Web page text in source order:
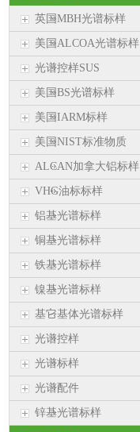
英国MBH光谱标样
美国ALCOA光谱标样
光谱控样SUS
美国BS光谱标样
美国IARM标样
美国NIST标准物质
ALCAN加拿大铝标样
VHG油标标样
铝基光谱标样
铜基光谱标样
铁基光谱标样
镍基光谱标样
基它基体光谱标样
光谱控样
光谱标样
光谱配件
锌基光谱标样